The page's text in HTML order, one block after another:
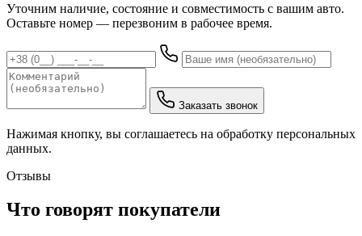
Уточним наличие, состояние и совместимость с вашим авто.
Оставьте номер — перезвоним в рабочее время.
Заказать звонок
Нажимая кнопку, вы соглашаетесь на обработку персональных
данных.
Отзывы
Что говорят покупатели